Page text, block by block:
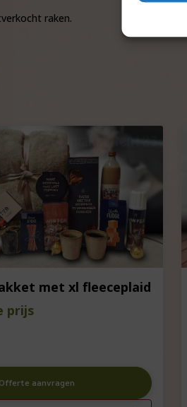
raken.
met xl fleeceplaid
prijs
Offerte aanvragen